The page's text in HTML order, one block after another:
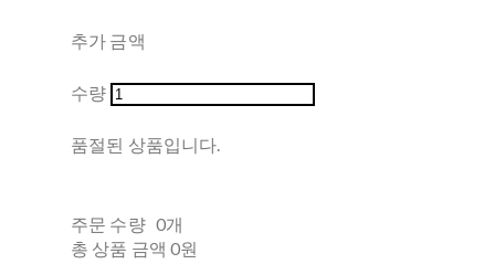
추가 금액
수량
품절된 상품입니다.
주문 수량 0개
총 상품 금액 0원